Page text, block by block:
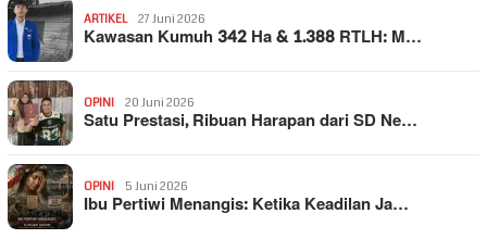
ARTIKEL 27 Juni 2026
Kawasan Kumuh 342 Ha & 1.388 RTLH: M…
OPINI 20 Juni 2026
Satu Prestasi, Ribuan Harapan dari SD Ne…
OPINI 5 Juni 2026
Ibu Pertiwi Menangis: Ketika Keadilan Ja…